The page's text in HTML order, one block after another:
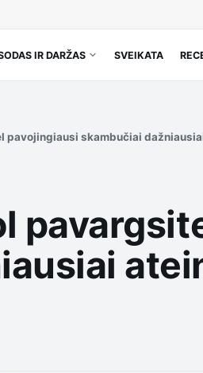
IR DARŽAS SVEIKATA
pavojingiausi skambučiai